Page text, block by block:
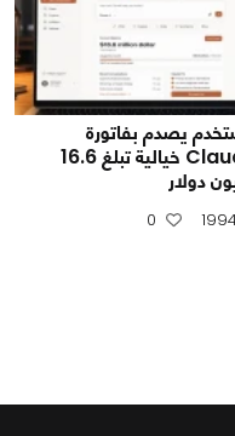
يصدم بفاتورة
Claude خيالية تبلغ 16.6
دولار
0